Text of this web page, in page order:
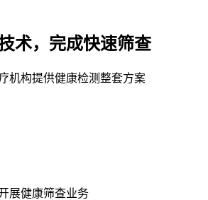
术，完成快速筛查
机构提供健康检测整套方案
展健康筛查业务